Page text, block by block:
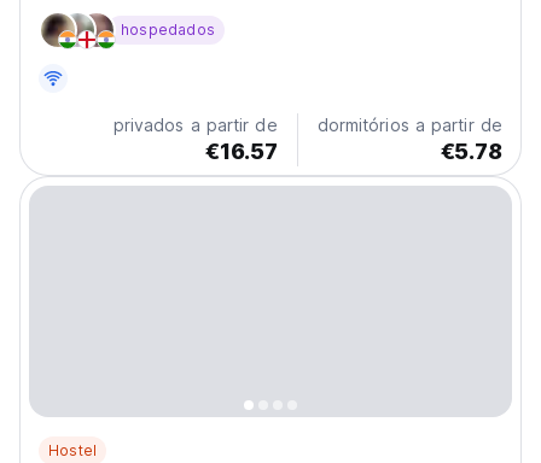
Sikkim. Desfrute de uma estadia acolhedora perto de
atrações e mercados locais! (Auto-translated from
hospedados
privados a partir de
€16.57
dormitórios a partir de
€5.78
Hostel